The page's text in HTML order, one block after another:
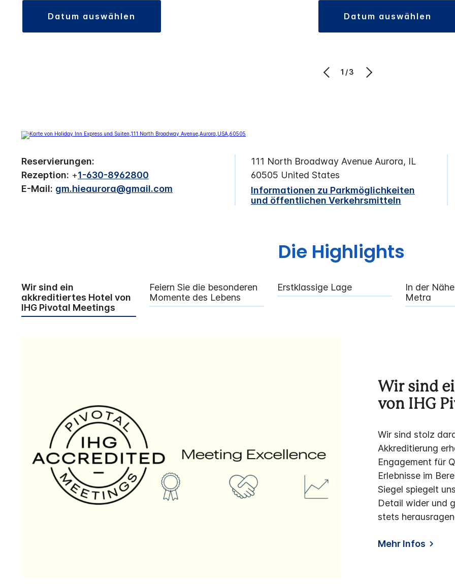
datum auswählen datum auswählen
1/3
Reservierungen:
Rezeption: +1-630-8962800
E-Mail: gm.hieaurora@gmail.com
111 North Broadway Avenue Aurora, IL
60505 United States
Informationen zu Parkmöglichkeiten
und öffentlichen Verkehrsmitteln
Die Highlights
Wir sind ein
akkreditiertes Hotel von
IHG Pivotal Meetings
Feiern Sie die besonderen
Momente des Lebens
Erstklassige Lage
In der
Metra
Wir sind
von IHG
Wir sind stolz
Akkreditierung
Engagement für
Erlebnisse im
Siegel spiegelt
Detail wider und
stets
Mehr Infos